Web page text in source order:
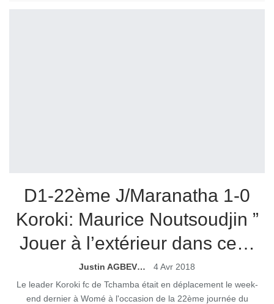
D1-22ème J/Maranatha 1-0
Koroki: Maurice Noutsoudjin ”
Jouer à l’extérieur dans ce…
Justin AGBEVO
4 Avr 2018
Le leader Koroki fc de Tchamba était en déplacement le week-
end dernier à Womé à l'occasion de la 22ème journée du